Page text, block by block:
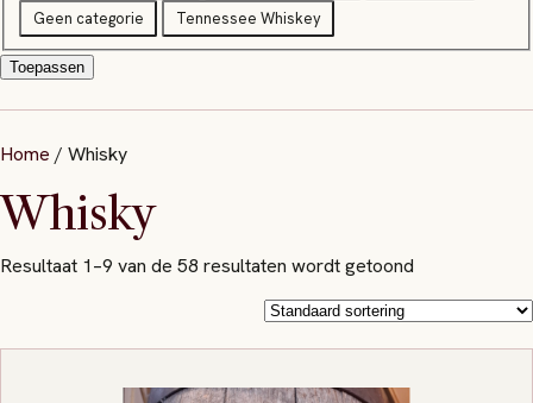
Geen categorie
Tennessee Whiskey
Toepassen
Home / Whisky
Whisky
Resultaat 1–9 van de 58 resultaten wordt getoond